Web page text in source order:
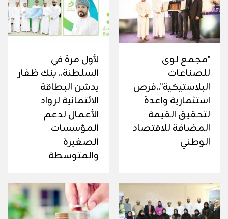
"مجمع لوى
للصناعات
البلاستيكية"..فرص
استثمارية واعدة
لتحقيق القيمة
المضافة للاقتصاد
الوطني
لأول مرة في
السلطنة.. بنك ظفار
يدشن البطاقة
الائتمانية لرواد
الأعمال لدعم
المؤسسات
الصغيرة
والمتوسطة